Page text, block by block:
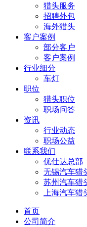
猎头服务
招聘外包
海外猎头
客户案例
部分客户
客户案例
行业细分
车灯
职位
猎头职位
职场问答
资讯
行业动态
职场公益
联系我们
优仕达总部
无锡汽车猎
苏州汽车猎
上海汽车猎
首页
公司简介